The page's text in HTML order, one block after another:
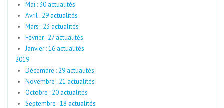
Mai : 30 actualités
Avril : 29 actualités
Mars : 23 actualités
Février : 27 actualités
Janvier : 16 actualités
2019
Décembre : 29 actualités
Novembre : 21 actualités
Octobre : 20 actualités
Septembre : 18 actualités